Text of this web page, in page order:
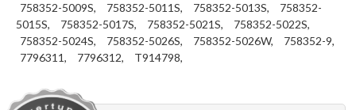
758352-5009S,
758352-5011S, 758352-5013S,
758352-
5015S,
758352-5017S, 758352-5021S,
758352-5022S,
758352-5024S,
758352-5026S, 758352-5026W,
758352-9,
7796311,
7796312, T914798,